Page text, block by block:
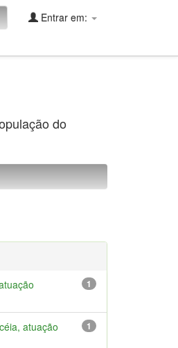
Entrar em:
do
1
1
atuação